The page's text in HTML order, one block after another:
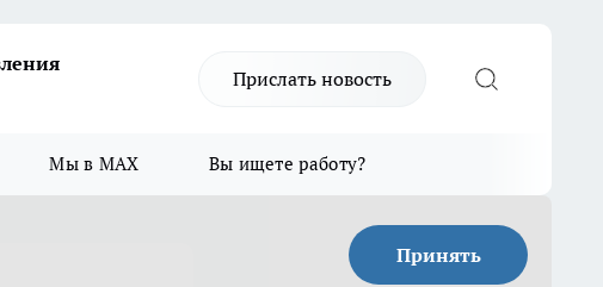
Прислать новость
Мы в MAX Вы ищете работу?
Принять